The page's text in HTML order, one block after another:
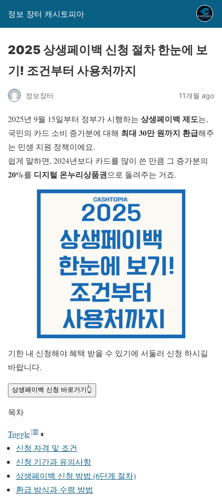
정보 장터 캐시토피아
2025 상생페이백 신청 절차 한눈에 보
기! 조건부터 사용처까지
정보장터 11개월 ago
2025년 9월 15일부터 정부가 시행하는 상생페이백 제도는,
국민의 카드 소비 증가분에 대해 최대 30만 원까지 환급해주
는 민생 지원 정책이에요.
쉽게 말하면, 2024년보다 카드를 많이 쓴 만큼 그 증가분의
20%를 디지털 온누리상품권으로 돌려주는 거죠.
기한 내 신청해야 혜택 받을 수 있기에 서둘러 신청 하시길
바랍니다.
상생페이백 신청 바로가기👆
목차
Toggle
신청 자격 및 조건
신청 기간과 유의사항
상생페이백 신청 방법 (6단계 절차)
환급 방식과 수령 방법